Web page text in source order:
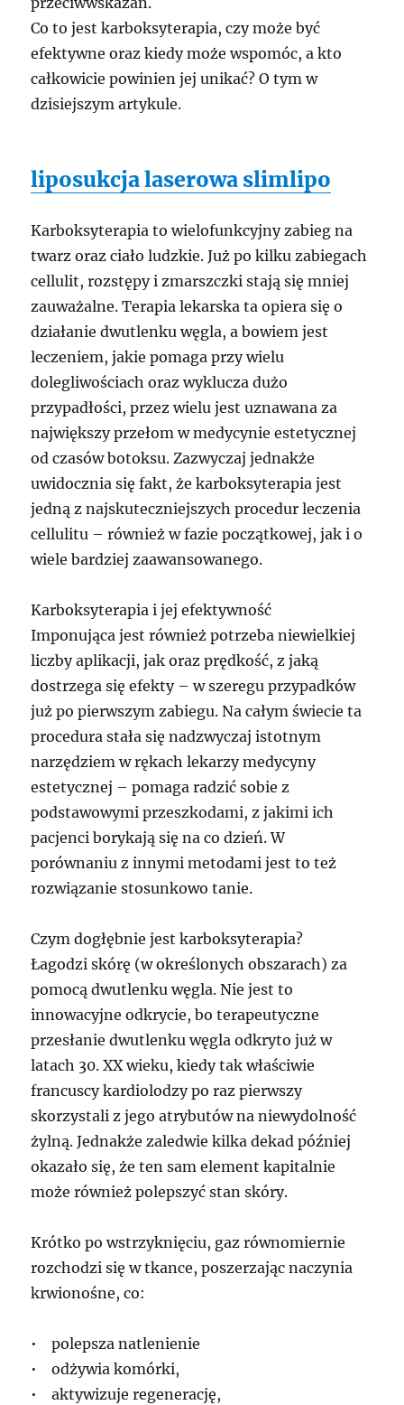
Co to jest karboksyterapia, czy może być
efektywne oraz kiedy może wspomóc, a kto
całkowicie powinien jej unikać? O tym w
dzisiejszym artykule.
liposukcja laserowa slimlipo
Karboksyterapia to wielofunkcyjny zabieg na
twarz oraz ciało ludzkie. Już po kilku zabiegach
cellulit, rozstępy i zmarszczki stają się mniej
zauważalne. Terapia lekarska ta opiera się o
działanie dwutlenku węgla, a bowiem jest
leczeniem, jakie pomaga przy wielu
dolegliwościach oraz wyklucza dużo
przypadłości, przez wielu jest uznawana za
największy przełom w medycynie estetycznej
od czasów botoksu. Zazwyczaj jednakże
uwidocznia się fakt, że karboksyterapia jest
jedną z najskuteczniejszych procedur leczenia
cellulitu – również w fazie początkowej, jak i o
wiele bardziej zaawansowanego.
Karboksyterapia i jej efektywność
Imponująca jest również potrzeba niewielkiej
liczby aplikacji, jak oraz prędkość, z jaką
dostrzega się efekty – w szeregu przypadków
już po pierwszym zabiegu. Na całym świecie ta
procedura stała się nadzwyczaj istotnym
narzędziem w rękach lekarzy medycyny
estetycznej – pomaga radzić sobie z
podstawowymi przeszkodami, z jakimi ich
pacjenci borykają się na co dzień. W
porównaniu z innymi metodami jest to też
rozwiązanie stosunkowo tanie.
Czym dogłębnie jest karboksyterapia?
Łagodzi skórę (w określonych obszarach) za
pomocą dwutlenku węgla. Nie jest to
innowacyjne odkrycie, bo terapeutyczne
przesłanie dwutlenku węgla odkryto już w
latach 30. XX wieku, kiedy tak właściwie
francuscy kardiolodzy po raz pierwszy
skorzystali z jego atrybutów na niewydolność
żylną. Jednakże zaledwie kilka dekad później
okazało się, że ten sam element kapitalnie
może również polepszyć stan skóry.
Krótko po wstrzyknięciu, gaz równomiernie
rozchodzi się w tkance, poszerzając naczynia
krwionośne, co:
• polepsza natlenienie
• odżywia komórki,
• aktywizuje regenerację,